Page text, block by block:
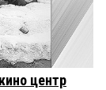
центр